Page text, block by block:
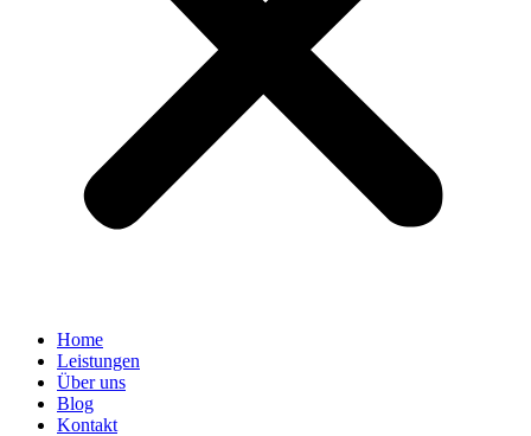
Home
Leistungen
Über uns
Blog
Kontakt